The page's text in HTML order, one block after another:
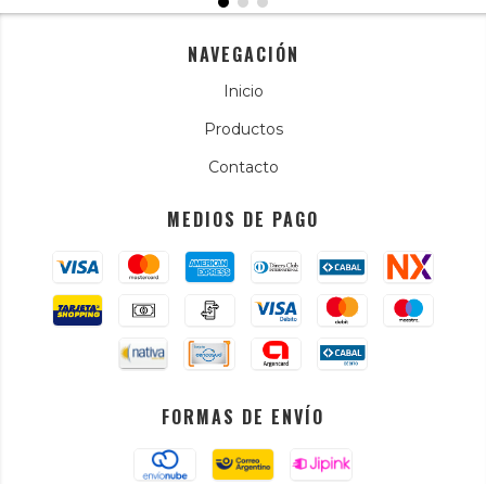
NAVEGACIÓN
Inicio
Productos
Contacto
MEDIOS DE PAGO
FORMAS DE ENVÍO